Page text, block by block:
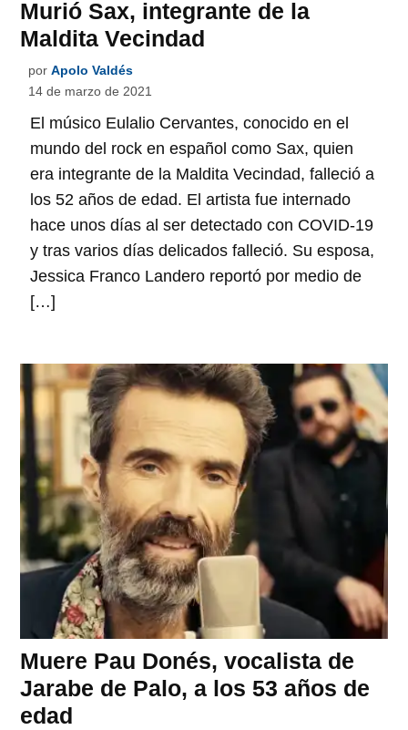
Murió Sax, integrante de la
Maldita Vecindad
por Apolo Valdés
14 de marzo de 2021
El músico Eulalio Cervantes, conocido en el
mundo del rock en español como Sax, quien
era integrante de la Maldita Vecindad, falleció a
los 52 años de edad. El artista fue internado
hace unos días al ser detectado con COVID-19
y tras varios días delicados falleció. Su esposa,
Jessica Franco Landero reportó por medio de
[…]
Muere Pau Donés, vocalista de
Jarabe de Palo, a los 53 años de
edad